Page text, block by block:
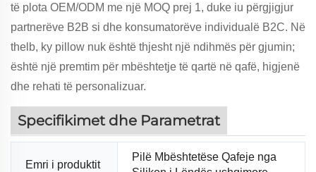
të plota OEM/ODM me një MOQ prej 1, duke iu përgjigjur
partnerëve B2B si dhe konsumatorëve individualë B2C. Në
thelb, ky pillow nuk është thjesht një ndihmës për gjumin;
është një premtim për mbështetje të qartë në qafë, higjenë
dhe rehati të personalizuar.
Specifikimet dhe Parametrat
Emri i produktit
Pilë Mbështetëse Qafeje nga